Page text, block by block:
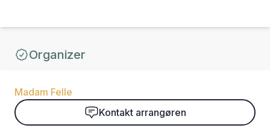
Organizer
Madam Felle
Kontakt arrangøren